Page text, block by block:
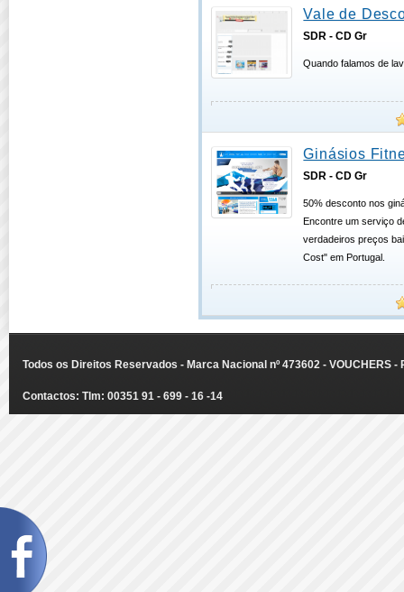
Vale de
SDR - CD Gr
Quando falamos de
Ginásios
SDR - CD Gr
50% desconto nos
Encontre um serviço
verdadeiros preços
Cost" em Portugal.
Todos os Direitos Reservados - Marca Nacional nº 473602 - VOUCHERS
Contactos: Tlm: 00351 91 - 699 - 16 -14